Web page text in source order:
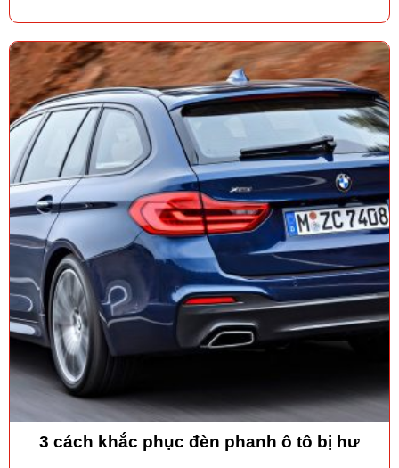
3 cách khắc phục đèn phanh ô tô bị hư